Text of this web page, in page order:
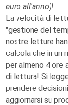
euro all'anno)!
La velocità di
"gestione del
nostre letture
calcola che in un
per almeno 4 ore
di lettura! Si
prendere
aggiornarsi su